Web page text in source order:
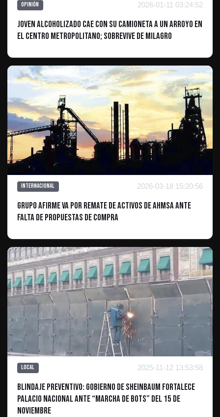
Opinión 2026-01-11 03:24:52
Joven alcoholizado cae con su camioneta a un arroyo en
el Centro Metropolitano; sobrevive de milagro
Internacional 2026-03-18 15:20:56
Grupo Afirme va por remate de activos de AHMSA ante
falta de propuestas de compra
Local 2025-11-12 13:53:58
Blindaje preventivo: Gobierno de Sheinbaum fortalece
Palacio Nacional ante “marcha de bots” del 15 de
noviembre